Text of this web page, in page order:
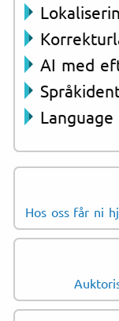
AI med
Hos oss får ni